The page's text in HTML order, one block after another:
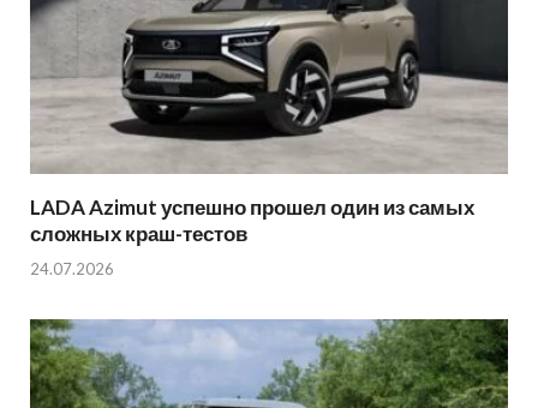
LADA Azimut успешно прошел один из самых
сложных краш-тестов
24.07.2026